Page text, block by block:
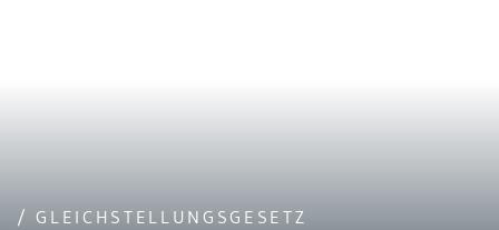
/ GLEICHSTELLUNGSGESETZ